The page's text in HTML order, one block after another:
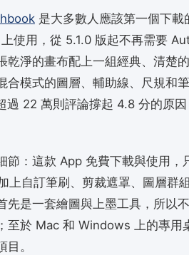
是大多數人應該第一個下載
使用，從 5.1.0 版起不再需要
乾淨的畫布配上一組經典、清楚
合模式的圖層、輔助線、尺規和
過 22 萬則評論撐起 4.8 分的原
節：這款 App 免費下載與使用，
上自訂筆刷、剪裁遮罩、圖層群
先是一套繪圖與上墨工具，所以
至於 Mac 和 Windows 上的專用
。